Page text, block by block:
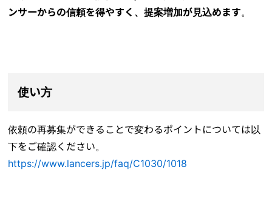
ンサーからの信頼を得やすく、提案増加が見込めます。
使い方
依頼の再募集ができることで変わるポイントについては以
下をご確認ください。
https://www.lancers.jp/faq/C1030/1018